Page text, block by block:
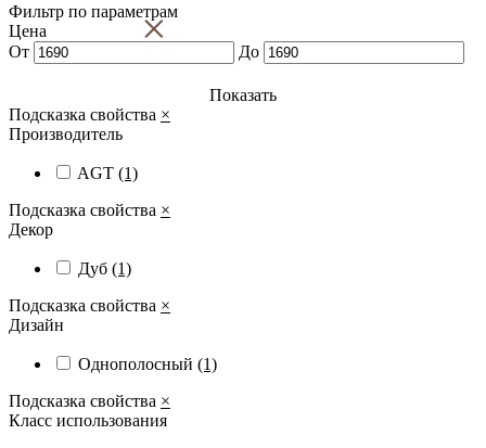
Фильтр по параметрам
×
Цена
От
До
Показать
Подсказка свойства ×
Производитель
AGT (1)
Подсказка свойства ×
Декор
Дуб (1)
Подсказка свойства ×
Дизайн
Однополосный (1)
Подсказка свойства ×
Класс использования